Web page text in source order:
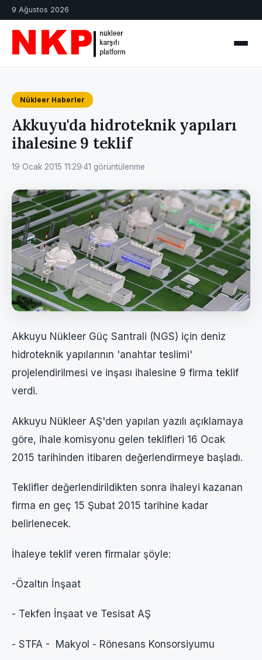
9 Ağustos 2026
Nükleer Haberler
Akkuyu'da hidroteknik yapıları
ihalesine 9 teklif
19 Ocak 2015 11:29·41 görüntülenme
Akkuyu Nükleer Güç Santrali (NGS) için deniz
hidroteknik yapılarının 'anahtar teslimi'
projelendirilmesi ve inşası ihalesine 9 firma teklif
verdi.
Akkuyu Nükleer AŞ'den yapılan yazılı açıklamaya
göre, ihale komisyonu gelen teklifleri 16 Ocak
2015 tarihinden itibaren değerlendirmeye başladı.
Teklifler değerlendirildikten sonra ihaleyi kazanan
firma en geç 15 Şubat 2015 tarihine kadar
belirlenecek.
İhaleye teklif veren firmalar şöyle:
-Özaltın İnşaat
- Tekfen İnşaat ve Tesisat AŞ
- STFA - Makyol - Rönesans Konsorsiyumu